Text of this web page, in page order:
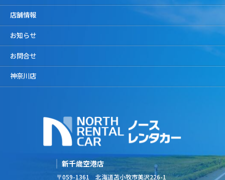
店舗情報
お知らせ
お問合せ
神奈川店
新千歳空港店
〒059-1361 北海道苫小牧市美沢226-1